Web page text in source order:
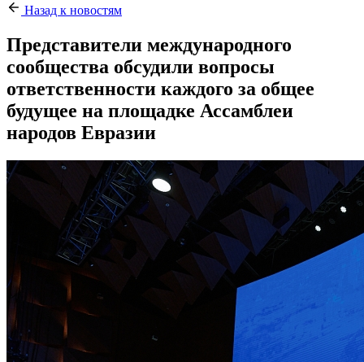
Назад к новостям
Представители международного
сообщества обсудили вопросы
ответственности каждого за общее
будущее на площадке Ассамблеи
народов Евразии